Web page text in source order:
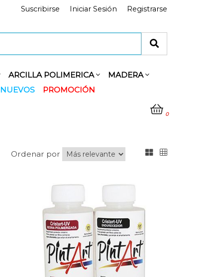
Registrarse
Iniciar Sesión
Suscribirse
ARCILLA POLIMERICA
MADERA
NUEVOS PROMOCIÓN
0
Ordenar por